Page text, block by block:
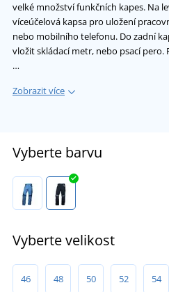
velké množství funkčních kapes. Na
víceúčelová kapsa pro uložení
nebo mobilního telefonu. Do zadní
vložit skládací metr, nebo psací pero.
…
Zobrazit více
Vyberte barvu
Vyberte velikost
46 48 50 52 54